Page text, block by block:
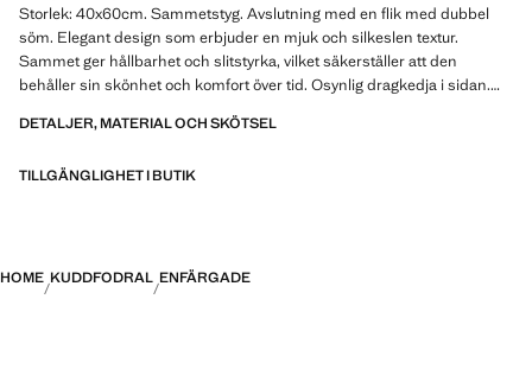
Storlek: 40x60cm. Sammetstyg. Avslutning med en flik med dubbel
söm. Elegant design som erbjuder en mjuk och silkeslen textur.
Sammet ger hållbarhet och slitstyrka, vilket säkerställer att den
behåller sin skönhet och komfort över tid. Osynlig dragkedja i sidan.
varandra. Finns i olika storlekar
DETALJER, MATERIAL OCH SKÖTSEL
TILLGÄNGLIGHET I BUTIK
HOME KUDDFODRAL ENFÄRGADE